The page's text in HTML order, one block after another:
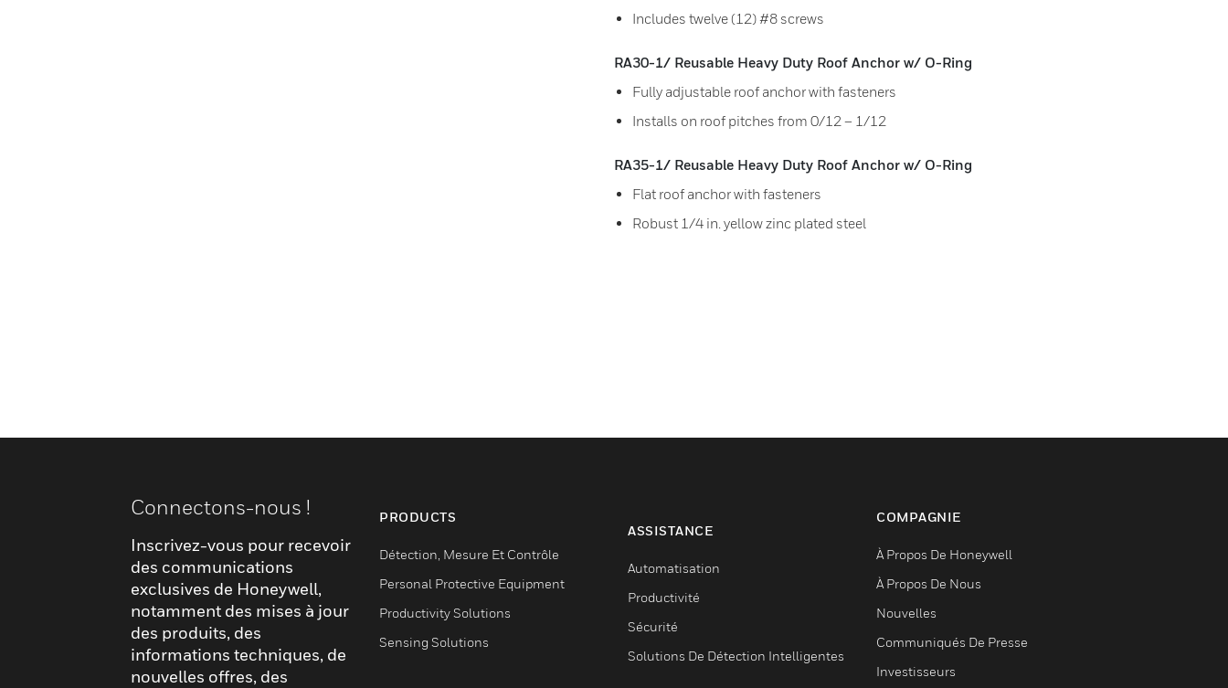
Includes twelve (12) #8 screws
RA30-1/ Reusable Heavy Duty Roof Anchor w/ O-Ring
Fully adjustable roof anchor with fasteners
Installs on roof pitches from 0/12 – 1/12
RA35-1/ Reusable Heavy Duty Roof Anchor w/ O-Ring
Flat roof anchor with fasteners
Robust 1/4 in. yellow zinc plated steel
Connectons-nous !
Inscrivez-vous pour recevoir
des communications
exclusives de Honeywell,
notamment des mises à jour
des produits, des
informations techniques, de
nouvelles offres, des
PRODUCTS
Détection, Mesure Et Contrôle
Personal Protective Equipment
Productivity Solutions
Sensing Solutions
ASSISTANCE
Automatisation
Productivité
Sécurité
Solutions De Détection Intelligentes
COMPAGNIE
À Propos De Honeywell
À Propos De Nous
Nouvelles
Communiqués De Presse
Investisseurs